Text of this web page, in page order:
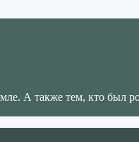
А также тем, кто был